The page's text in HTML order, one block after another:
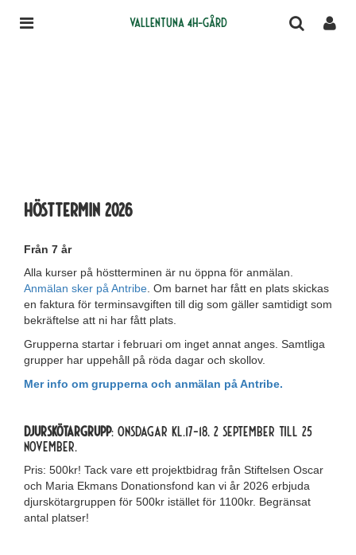
Vallentuna 4H-gård
Hösttermin 2026
Från 7 år
Alla kurser på höstterminen är nu öppna för anmälan.
Anmälan sker på Antribe . Om barnet har fått en plats skickas
en faktura för terminsavgiften till dig som gäller samtidigt som
bekräftelse att ni har fått plats.
Grupperna startar i februari om inget annat anges. Samtliga
grupper har uppehåll på röda dagar och skollov.
Mer info om grupperna och anmälan på Antribe.
Djurskötargrupp: Onsdagar kl.17-18, 2 september till 25
november.
Pris: 500kr! Tack vare ett projektbidrag från Stiftelsen Oscar
och Maria Ekmans Donationsfond kan vi år 2026 erbjuda
djurskötargruppen för 500kr istället för 1100kr. Begränsat
antal platser!